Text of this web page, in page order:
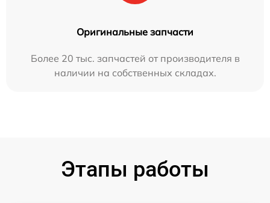
Оригинальные запчасти
Более 20 тыс. запчастей от производителя в
наличии на собственных складах.
Этапы работы